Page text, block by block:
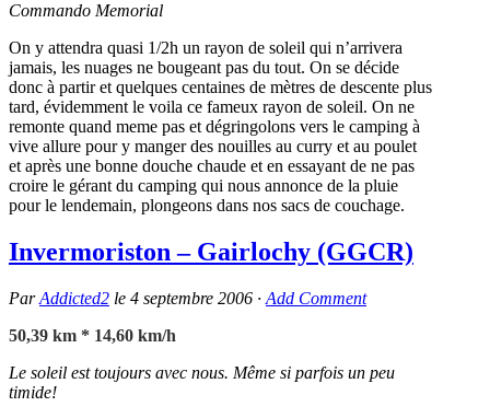
Commando Memorial
On y attendra quasi 1/2h un rayon de soleil qui n’arrivera
jamais, les nuages ne bougeant pas du tout. On se décide
donc à partir et quelques centaines de mètres de descente plus
tard, évidemment le voila ce fameux rayon de soleil. On ne
remonte quand meme pas et dégringolons vers le camping à
vive allure pour y manger des nouilles au curry et au poulet
et après une bonne douche chaude et en essayant de ne pas
croire le gérant du camping qui nous annonce de la pluie
pour le lendemain, plongeons dans nos sacs de couchage.
Invermoriston – Gairlochy (GGCR)
ParAddicted2 le 4 septembre 2006 · Add Comment
50,39 km * 14,60 km/h
Le soleil est toujours avec nous. Même si parfois un peu
timide!